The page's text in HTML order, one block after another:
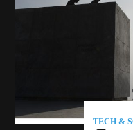
TECH &